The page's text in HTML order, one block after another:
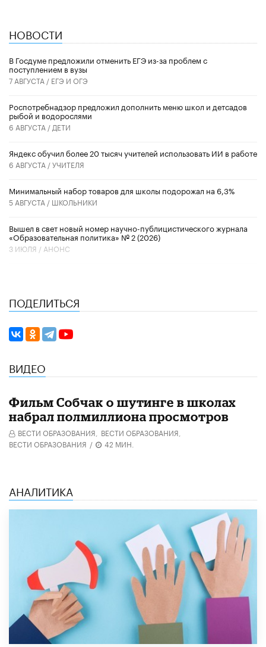
НОВОСТИ
В Госдуме предложили отменить ЕГЭ из-за проблем с
поступлением в вузы
7 АВГУСТА / ЕГЭ И ОГЭ
Роспотребнадзор предложил дополнить меню школ и детсадов
рыбой и водорослями
6 АВГУСТА / ДЕТИ
​Яндекс обучил более 20 тысяч учителей использовать ИИ в работе
6 АВГУСТА /УЧИТЕЛЯ
Минимальный набор товаров для школы подорожал на 6,3%
5 АВГУСТА / ШКОЛЬНИКИ
Вышел в свет новый номер научно-публицистического журнала
«Образовательная политика» № 2 (2026)
3 ИЮЛЯ / АНОНС
ПОДЕЛИТЬСЯ
ВИДЕО
Фильм Собчак о шутинге в школах
набрал полмиллиона просмотров
ВЕСТИ ОБРАЗОВАНИЯ, ВЕСТИ ОБРАЗОВАНИЯ,
ВЕСТИ ОБРАЗОВАНИЯ / 42 МИН.
АНАЛИТИКА